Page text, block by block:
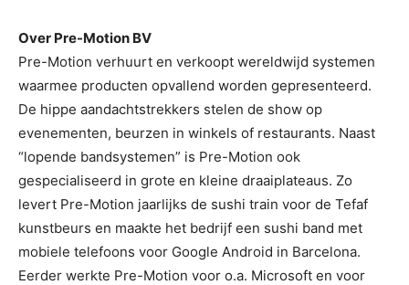
Over Pre-Motion BV
Pre-Motion verhuurt en verkoopt wereldwijd systemen
waarmee producten opvallend worden gepresenteerd.
De hippe aandachtstrekkers stelen de show op
evenementen, beurzen in winkels of restaurants. Naast
“lopende bandsystemen” is Pre-Motion ook
gespecialiseerd in grote en kleine draaiplateaus. Zo
levert Pre-Motion jaarlijks de sushi train voor de Tefaf
kunstbeurs en maakte het bedrijf een sushi band met
mobiele telefoons voor Google Android in Barcelona.
Eerder werkte Pre-Motion voor o.a. Microsoft en voor